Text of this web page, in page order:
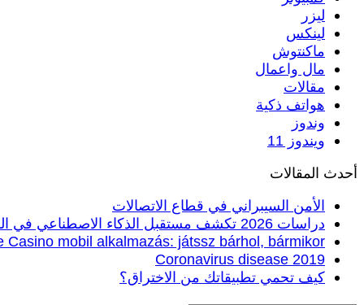
ليزر
لينكس
ماكنتوش
مال واعمال
مقالات
هواتف ذكية
وندوز
ويندوز 11
أحدث المقالات
الأمن السيبراني في قطاع الاتصالات
دراسات 2026 تكشف مستقبل الذكاء الاصطناعي في الرياضة
Casino mobil alkalmazás: játssz bárhol, bármikor
Coronavirus disease 2019
كيف تحمي تطبيقاتك من الاختراق؟